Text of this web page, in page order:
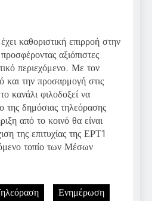
καθοριστική επιρροή στην
αξιόπιστες
περιεχόμενο. Με τον
και την προσαρμογή στις
κανάλι φιλοδοξεί να
της δημόσιας τηλεόρασης
από το κοινό θα είναι
της επιτυχίας της ΕΡΤ1
τοπίο των Μέσων
Ενημέρωση